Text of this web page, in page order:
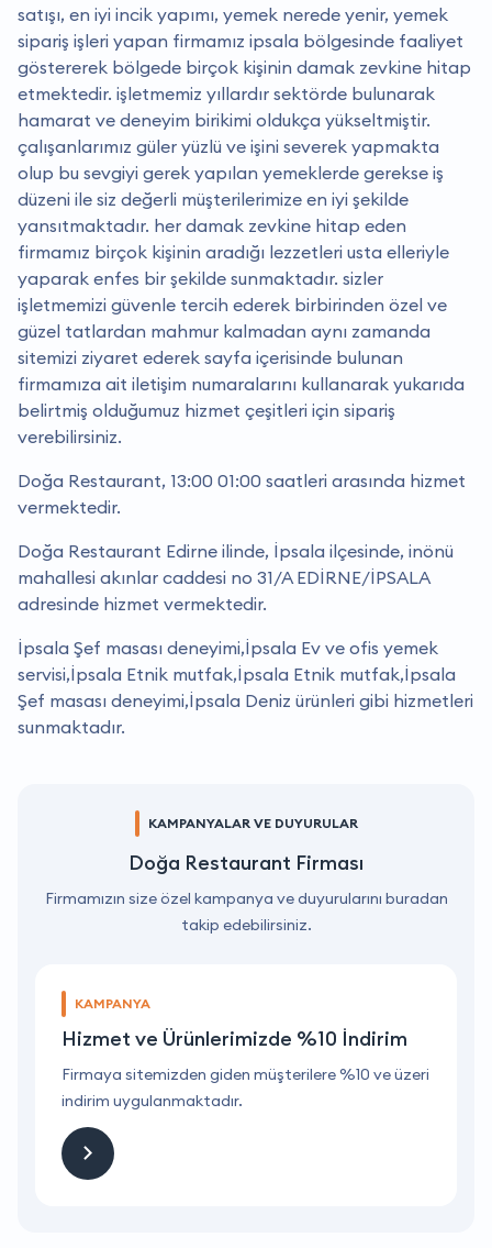
satışı, en iyi incik yapımı, yemek nerede yenir, yemek
sipariş işleri yapan firmamız i̇psala bölgesinde faaliyet
göstererek bölgede birçok kişinin damak zevkine hitap
etmektedir. i̇şletmemiz yıllardır sektörde bulunarak
hamarat ve deneyim birikimi oldukça yükseltmiştir.
çalışanlarımız güler yüzlü ve işini severek yapmakta
olup bu sevgiyi gerek yapılan yemeklerde gerekse iş
düzeni ile siz değerli müşterilerimize en iyi şekilde
yansıtmaktadır. her damak zevkine hitap eden
firmamız birçok kişinin aradığı lezzetleri usta elleriyle
yaparak enfes bir şekilde sunmaktadır. sizler
işletmemizi güvenle tercih ederek birbirinden özel ve
güzel tatlardan mahmur kalmadan aynı zamanda
sitemizi ziyaret ederek sayfa içerisinde bulunan
firmamıza ait iletişim numaralarını kullanarak yukarıda
belirtmiş olduğumuz hizmet çeşitleri için sipariş
verebilirsiniz.
Doğa Restaurant, 13:00 01:00 saatleri arasında hizmet
vermektedir.
Doğa Restaurant Edirne ilinde, İpsala ilçesinde, inönü
mahallesi akınlar caddesi no 31/A EDİRNE/İPSALA
adresinde hizmet vermektedir.
İpsala Şef masası deneyimi,İpsala Ev ve ofis yemek
servisi,İpsala Etnik mutfak,İpsala Etnik mutfak,İpsala
Şef masası deneyimi,İpsala Deniz ürünleri gibi hizmetleri
sunmaktadır.
KAMPANYALAR VE DUYURULAR
Doğa Restaurant Firması
Firmamızın size özel kampanya ve duyurularını buradan
takip edebilirsiniz.
KAMPANYA
Hizmet ve Ürünlerimizde %10 İndirim
Firmaya sitemizden giden müşterilere %10 ve üzeri
indirim uygulanmaktadır.